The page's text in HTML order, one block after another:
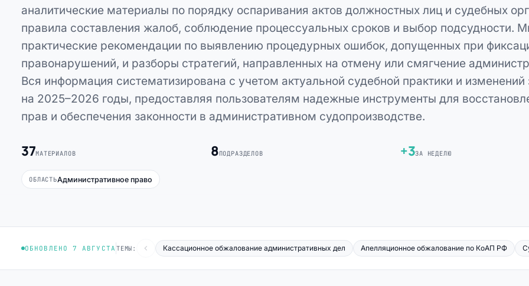
аналитические материалы по порядку оспаривания актов должностных лиц и судебных
правила составления жалоб, соблюдение процессуальных сроков и выбор подсудности.
практические рекомендации по выявлению процедурных ошибок, допущенных при
правонарушений, и разборы стратегий, направленных на отмену или смягчение
Вся информация систематизирована с учетом актуальной судебной практики и изменений
на 2025–2026 годы, предоставляя пользователям надежные инструменты для
прав и обеспечения законности в административном судопроизводстве.
37МАТЕРИАЛОВ 8ПОДРАЗДЕЛОВ +3ЗА НЕДЕЛЮ
ОБЛАСТЬАдминистративное право
ОБНОВЛЕНО 7 АВГУСТА ТЕМЫ: Кассационное обжалование административных дел Апелляционное обжалование по КоАП РФ